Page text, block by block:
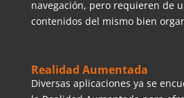
navegación, pero requieren de
contenidos del mismo bien
Realidad Aumentada
Diversas aplicaciones ya se